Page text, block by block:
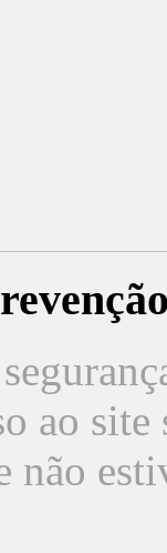
ao
não